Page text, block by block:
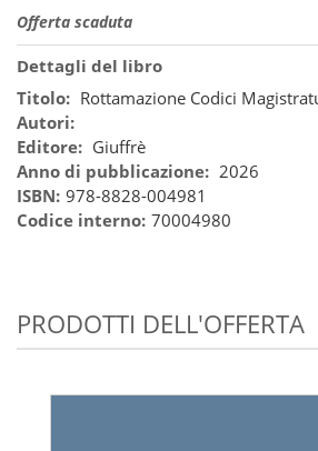
Offerta scaduta
Dettagli del libro
Titolo: Rottamazione Codici
Autori:
Editore: Giuffrè
Anno di pubblicazione: 2026
ISBN: 978-8828-004981
Codice interno: 70004980
PRODOTTI DELL'OFFERTA